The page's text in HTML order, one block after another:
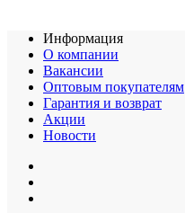
Информация
О компании
Вакансии
Оптовым покупателям
Гарантия и возврат
Акции
Новости